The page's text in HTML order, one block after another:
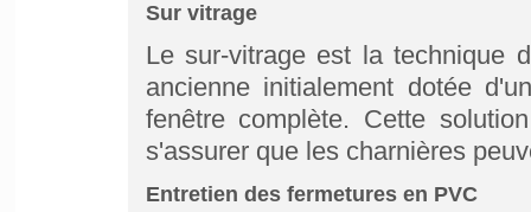
Sur vitrage
Le sur-vitrage est la technique
ancienne initialement dotée
fenêtre complète. Cette
s'assurer que les charnières
Entretien des fermetures en PVC